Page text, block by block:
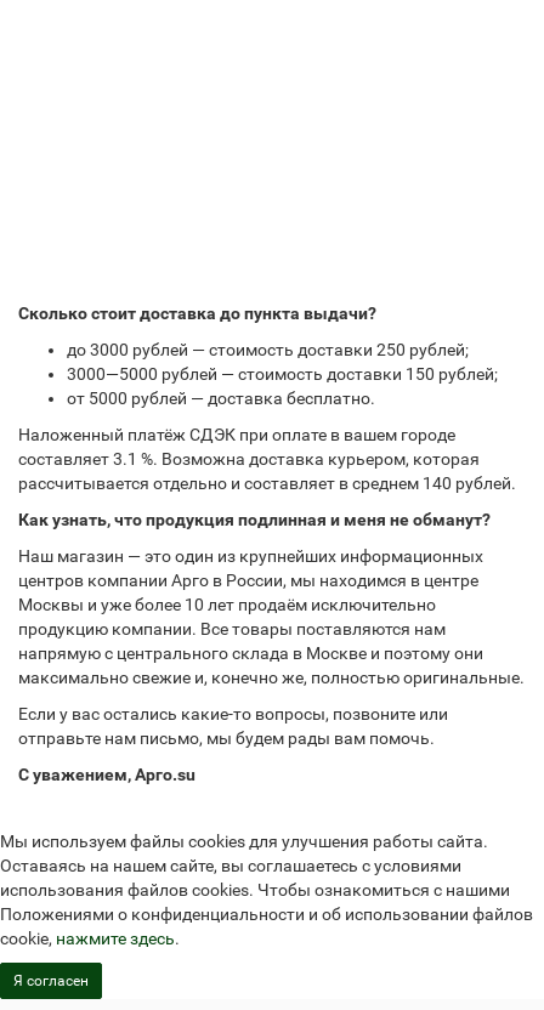
Сколько стоит доставка до пункта выдачи?
до 3000 рублей — стоимость доставки 250 рублей;
3000—5000 рублей — стоимость доставки 150 рублей;
от 5000 рублей — доставка бесплатно.
Наложенный платёж СДЭК при оплате в вашем городе
составляет 3.1 %. Возможна доставка курьером, которая
рассчитывается отдельно и составляет в среднем 140 рублей.
Как узнать, что продукция подлинная и меня не обманут?
Наш магазин — это один из крупнейших информационных
центров компании Арго в России, мы находимся в центре
Москвы и уже более 10 лет продаём исключительно
продукцию компании. Все товары поставляются нам
напрямую с центрального склада в Москве и поэтому они
максимально свежие и, конечно же, полностью оригинальные.
Если у вас остались какие-то вопросы, позвоните или
отправьте нам письмо, мы будем рады вам помочь.
С уважением, Арго.su
Мы используем файлы cookies для улучшения работы сайта.
Оставаясь на нашем сайте, вы соглашаетесь с условиями
использования файлов cookies. Чтобы ознакомиться с нашими
Положениями о конфиденциальности и об использовании файлов
cookie, нажмите здесь.
Я согласен